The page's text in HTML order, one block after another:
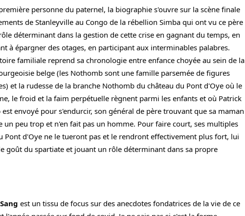
personne du paternel, la biographie s'ouvre sur la scène finale
de Stanleyville au Congo de la rébellion Simba qui ont vu ce père
déterminant dans la gestion de cette crise en gagnant du temps, en
à épargner des otages, en participant aux interminables palabres.
familiale reprend sa chronologie entre enfance choyée au sein de la
belge (les Nothomb sont une famille parsemée de figures
et la rudesse de la branche Nothomb du château du Pont d'Oye où le
le froid et la faim perpétuelle règnent parmi les enfants et où Patrick
envoyé pour s'endurcir, son général de père trouvant que sa maman
un peu trop et n'en fait pas un homme. Pour faire court, ses multiples
Pont d'Oye ne le tueront pas et le rendront effectivement plus fort, lui
goût du spartiate et jouant un rôle déterminant dans sa propre
est un tissu de focus sur des anecdotes fondatrices de la vie de ce